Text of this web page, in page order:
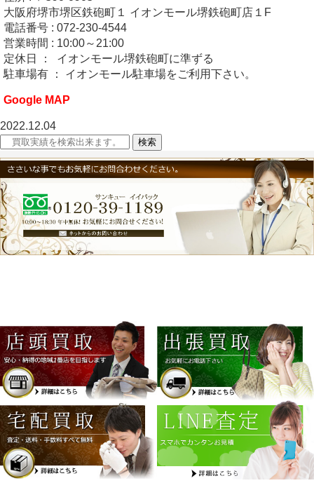
大阪府堺市堺区鉄砲町１ イオンモール堺鉄砲町店１F
電話番号 : 072-230-4544
営業時間 : 10:00～21:00
定休日 ： イオンモール堺鉄砲町に準ずる
駐車場有 ： イオンモール駐車場をご利用下さい。
Google MAP
2022.12.04